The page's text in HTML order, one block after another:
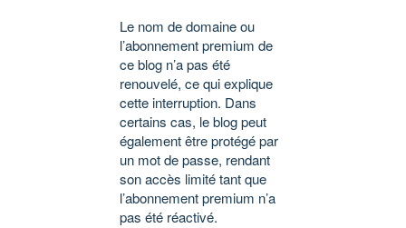
Le nom de domaine ou
l’abonnement premium de
ce blog n’a pas été
renouvelé, ce qui explique
cette interruption. Dans
certains cas, le blog peut
également être protégé par
un mot de passe, rendant
son accès limité tant que
l’abonnement premium n’a
pas été réactivé.